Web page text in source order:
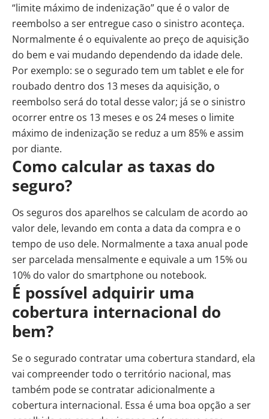
“limite máximo de indenização” que é o valor de
reembolso a ser entregue caso o sinistro aconteça.
Normalmente é o equivalente ao preço de aquisição
do bem e vai mudando dependendo da idade dele.
Por exemplo: se o segurado tem um tablet e ele for
roubado dentro dos 13 meses da aquisição, o
reembolso será do total desse valor; já se o sinistro
ocorrer entre os 13 meses e os 24 meses o limite
máximo de indenização se reduz a um 85% e assim
por diante.
Como calcular as taxas do
seguro?
Os seguros dos aparelhos se calculam de acordo ao
valor dele, levando em conta a data da compra e o
tempo de uso dele. Normalmente a taxa anual pode
ser parcelada mensalmente e equivale a um 15% ou
10% do valor do smartphone ou notebook.
É possível adquirir uma
cobertura internacional do
bem?
Se o segurado contratar uma cobertura standard, ela
vai compreender todo o território nacional, mas
também pode se contratar adicionalmente a
cobertura internacional. Essa é uma boa opção a ser